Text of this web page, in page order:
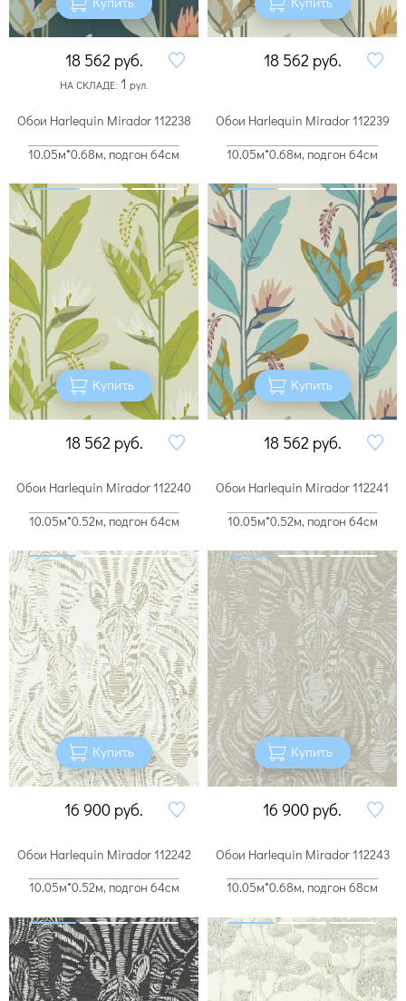
18 562 руб.
НА СКЛАДЕ: 1 рул.
18 562 руб.
Обои Harlequin Mirador 112238
10.05м*0.68м, подгон 64см
Купить
18 562 руб.
Обои Harlequin Mirador 112239
10.05м*0.68м, подгон 64см
Купить
18 562 руб.
Обои Harlequin Mirador 112240
10.05м*0.52м, подгон 64см
Купить
16 900 руб.
Обои Harlequin Mirador 112241
10.05м*0.52м, подгон 64см
Купить
16 900 руб.
Обои Harlequin Mirador 112242
10.05м*0.52м, подгон 64см
Обои Harlequin Mirador 112243
10.05м*0.68м, подгон 68см